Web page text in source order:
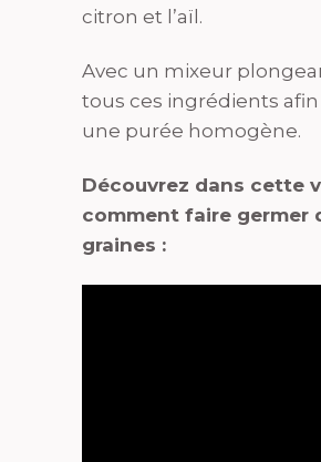
citron et l’aïl.
Avec un mixeur
tous ces ingrédients
une purée homogène.
Découvrez dans cette
comment faire germer
graines :